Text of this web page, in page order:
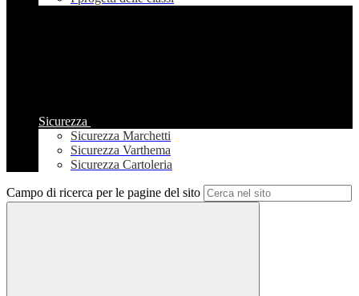
Sicurezza
Sicurezza Marchetti
Sicurezza Varthema
Sicurezza Cartoleria
Campo di ricerca per le pagine del sito